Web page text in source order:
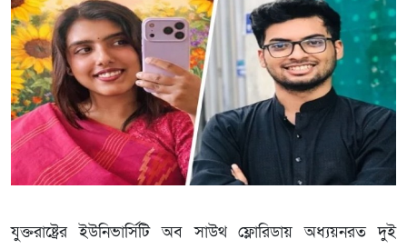
যুক্তরাষ্ট্রের ইউনিভার্সিটি অব সাউথ ফ্লোরিডায় অধ্যয়নরত দুই